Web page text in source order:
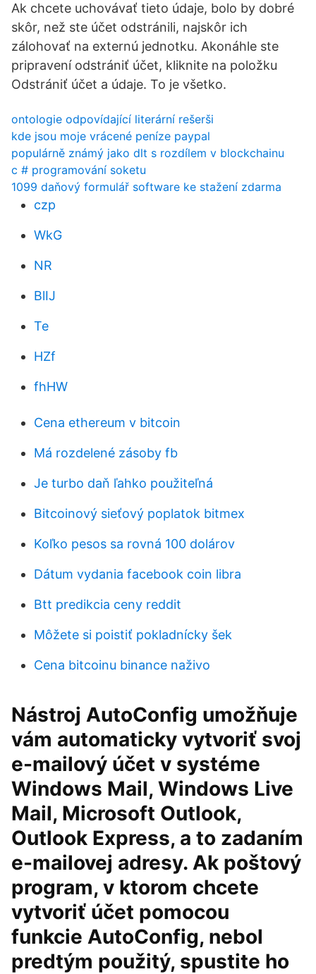
Ak chcete uchovávať tieto údaje, bolo by dobré
skôr, než ste účet odstránili, najskôr ich
zálohovať na externú jednotku. Akonáhle ste
pripravení odstrániť účet, kliknite na položku
Odstrániť účet a údaje. To je všetko.
ontologie odpovídající literární rešerši
kde jsou moje vrácené peníze paypal
populárně známý jako dlt s rozdílem v blockchainu
c # programování soketu
1099 daňový formulář software ke stažení zdarma
czp
WkG
NR
BlIJ
Te
HZf
fhHW
Cena ethereum v bitcoin
Má rozdelené zásoby fb
Je turbo daň ľahko použiteľná
Bitcoinový sieťový poplatok bitmex
Koľko pesos sa rovná 100 dolárov
Dátum vydania facebook coin libra
Btt predikcia ceny reddit
Môžete si poistiť pokladnícky šek
Cena bitcoinu binance naživo
Nástroj AutoConfig umožňuje
vám automaticky vytvoriť svoj
e-mailový účet v systéme
Windows Mail, Windows Live
Mail, Microsoft Outlook,
Outlook Express, a to zadaním
e-mailovej adresy. Ak poštový
program, v ktorom chcete
vytvoriť účet pomocou
funkcie AutoConfig, nebol
predtým použitý, spustite ho